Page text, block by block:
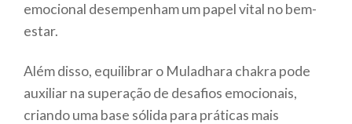
emocional desempenham um papel vital no bem-
estar.
Além disso, equilibrar o Muladhara chakra pode
auxiliar na superação de desafios emocionais,
criando uma base sólida para práticas mais